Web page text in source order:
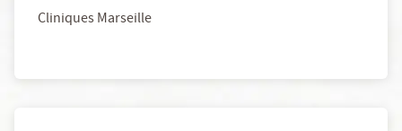
Cliniques Marseille